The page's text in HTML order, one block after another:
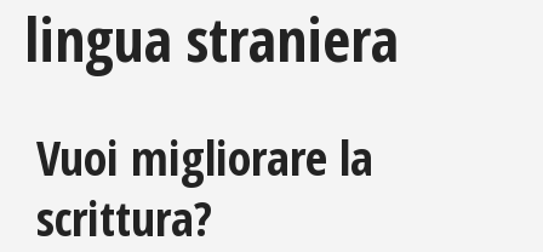
lingua straniera
Vuoi migliorare la
scrittura?